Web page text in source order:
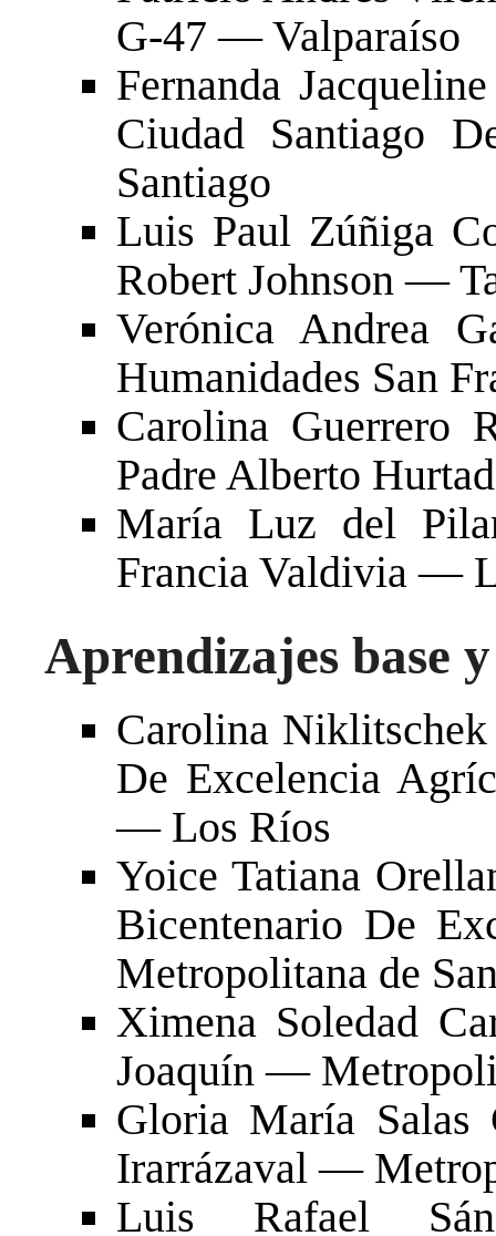
G-47 — Valparaíso
Fernanda
Ciudad Santiago
Santiago
Luis Paul Zúñiga
Robert Johnson —
Verónica Andrea
Humanidades San
Carolina Guerrero
Padre Alberto
María Luz del
Francia Valdivia —
Aprendizajes base
Carolina
De Excelencia
— Los Ríos
Yoice Tatiana
Bicentenario De
Metropolitana de
Ximena Soledad
Joaquín —
Gloria María
Irarrázaval —
Luis Rafael